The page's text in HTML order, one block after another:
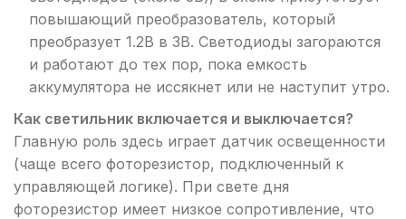
повышающий преобразователь, который
преобразует 1.2В в 3В. Светодиоды загораются
и работают до тех пор, пока емкость
аккумулятора не иссякнет или не наступит утро.
Как светильник включается и выключается?
Главную роль здесь играет датчик освещенности
(чаще всего фоторезистор, подключенный к
управляющей логике). При свете дня
фоторезистор имеет низкое сопротивление, что